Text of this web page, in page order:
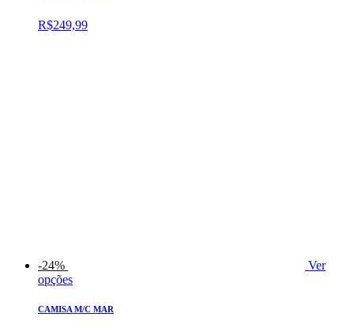
R$249,99
-24%
Ver
opções
CAMISA M/C MAR